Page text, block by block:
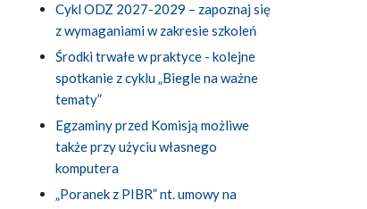
Cykl ODZ 2027-2029 – zapoznaj się
z wymaganiami w zakresie szkoleń
Środki trwałe w praktyce - kolejne
spotkanie z cyklu „Biegle na ważne
tematy”
Egzaminy przed Komisją możliwe
także przy użyciu własnego
komputera
„Poranek z PIBR” nt. umowy na